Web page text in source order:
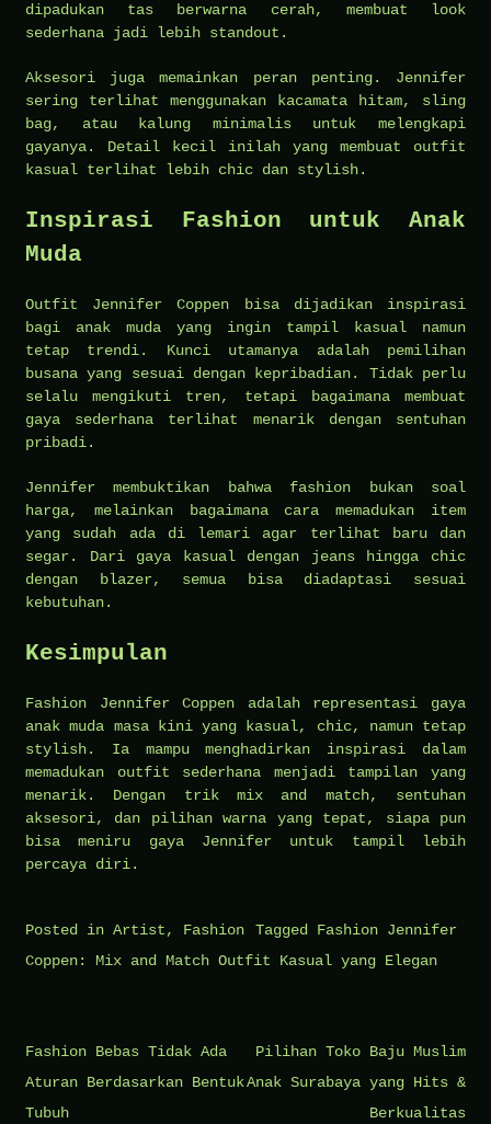
dipadukan tas berwarna cerah, membuat look
sederhana jadi lebih standout.
Aksesori juga memainkan peran penting. Jennifer
sering terlihat menggunakan kacamata hitam, sling
bag, atau kalung minimalis untuk melengkapi
gayanya. Detail kecil inilah yang membuat outfit
kasual terlihat lebih chic dan stylish.
Inspirasi Fashion untuk Anak
Muda
Outfit Jennifer Coppen bisa dijadikan inspirasi
bagi anak muda yang ingin tampil kasual namun
tetap trendi. Kunci utamanya adalah pemilihan
busana yang sesuai dengan kepribadian. Tidak perlu
selalu mengikuti tren, tetapi bagaimana membuat
gaya sederhana terlihat menarik dengan sentuhan
pribadi.
Jennifer membuktikan bahwa fashion bukan soal
harga, melainkan bagaimana cara memadukan item
yang sudah ada di lemari agar terlihat baru dan
segar. Dari gaya kasual dengan jeans hingga chic
dengan blazer, semua bisa diadaptasi sesuai
kebutuhan.
Kesimpulan
Fashion Jennifer Coppen adalah representasi gaya
anak muda masa kini yang kasual, chic, namun tetap
stylish. Ia mampu menghadirkan inspirasi dalam
memadukan outfit sederhana menjadi tampilan yang
menarik. Dengan trik mix and match, sentuhan
aksesori, dan pilihan warna yang tepat, siapa pun
bisa meniru gaya Jennifer untuk tampil lebih
percaya diri.
Posted in Artist, Fashion Tagged Fashion Jennifer
Coppen: Mix and Match Outfit Kasual yang Elegan
Navigasi
pos
Fashion Bebas Tidak Ada
Aturan Berdasarkan Bentuk
Tubuh
Pilihan Toko Baju Muslim
Anak Surabaya yang Hits &
Berkualitas